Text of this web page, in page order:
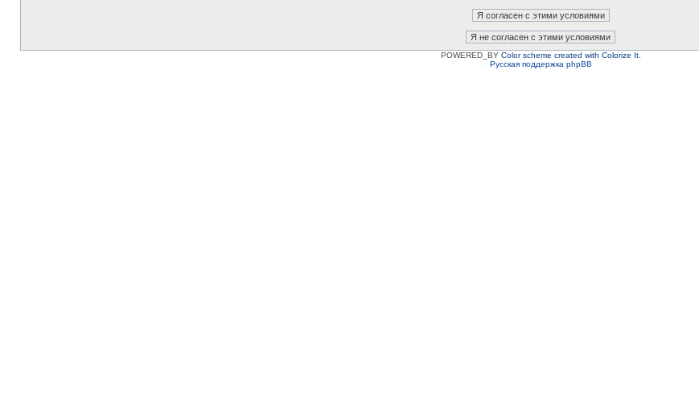
POWERED_BY Color scheme created with Colorize It.
Русская поддержка phpBB